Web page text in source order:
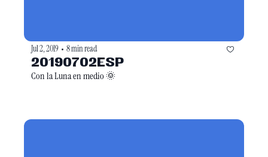
Jul 2, 2019 • 8 min read
20190702ESP
Con la Luna en medio 🌞